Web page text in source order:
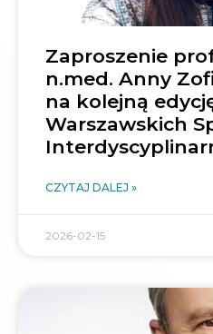
Zaproszenie
n.med. Anny
na kolejną
Warszawskich
CZYTAJ DALEJ »
2026-02-15